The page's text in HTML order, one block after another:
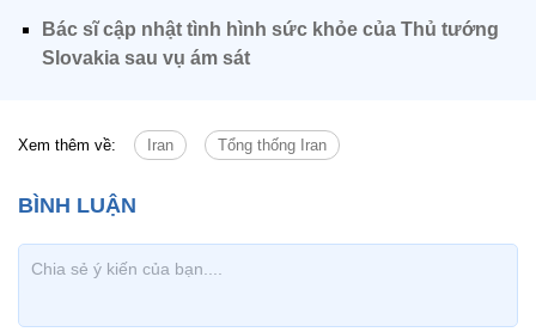
Bác sĩ cập nhật tình hình sức khỏe của Thủ tướng
Slovakia sau vụ ám sát
Xem thêm về: Iran Tổng thống Iran